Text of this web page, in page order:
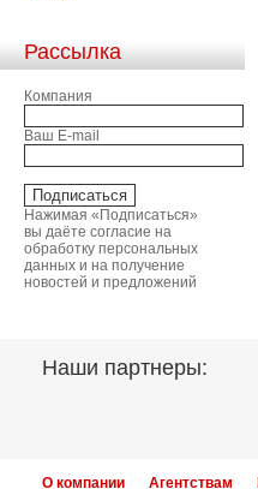
Рассылка
Компания
Ваш E-mail
Нажимая «Подписаться»
вы даёте согласие на
обработку персональных
данных и на получение
новостей и предложений
Наши партнеры:
О компании Агентствам